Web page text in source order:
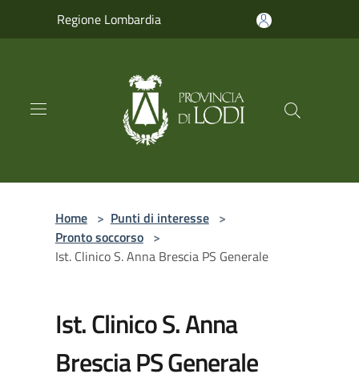
Regione Lombardia
Home > Punti di interesse >
Pronto soccorso >
Ist. Clinico S. Anna Brescia PS Generale
Ist. Clinico S. Anna
Brescia PS Generale